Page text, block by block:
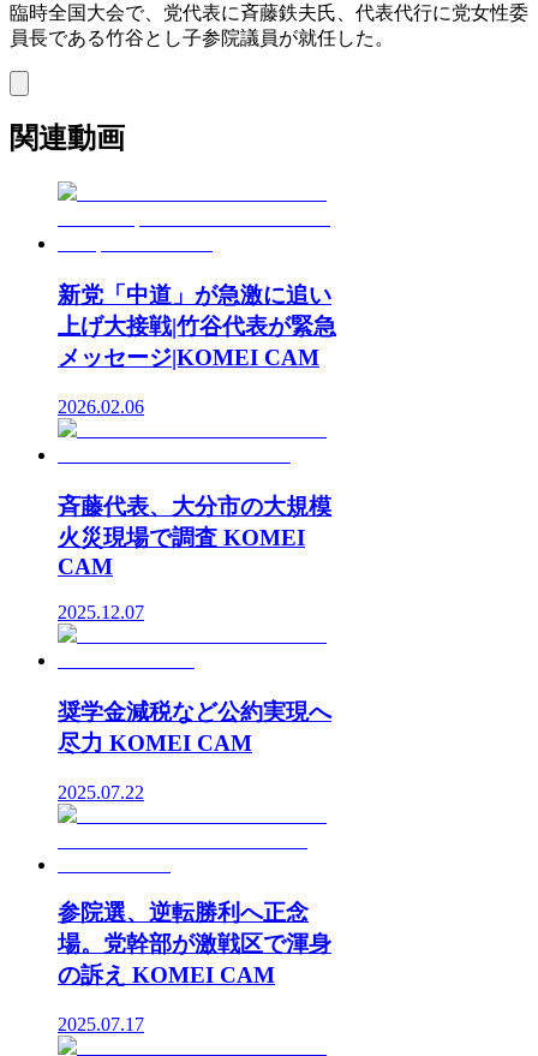
臨時全国大会で、党代表に斉藤鉄夫氏、代表代行に党女性委
員長である竹谷とし子参院議員が就任した。
関連動画
新党「中道」が急激に追い
上げ大接戦|竹谷代表が緊急
メッセージ|KOMEI CAM
2026.02.06
斉藤代表、大分市の大規模
火災現場で調査 KOMEI
CAM
2025.12.07
奨学金減税など公約実現へ
尽力 KOMEI CAM
2025.07.22
参院選、逆転勝利へ正念
場。党幹部が激戦区で渾身
の訴え KOMEI CAM
2025.07.17